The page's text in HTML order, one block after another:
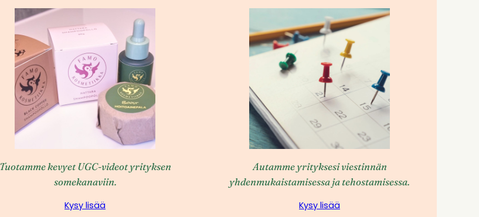
Tuotamme kevyet UGC-videot yrityksen
somekanaviin.
Kysy lisää
Autamme yrityksesi viestinnän
yhdenmukaistamisessa ja tehostamisessa.
Kysy lisää